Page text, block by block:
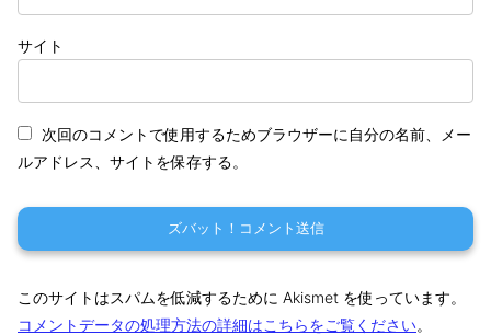
サイト
次回のコメントで使用するためブラウザーに自分の名前、メー
ルアドレス、サイトを保存する。
このサイトはスパムを低減するために Akismet を使っています。
コメントデータの処理方法の詳細はこちらをご覧ください。